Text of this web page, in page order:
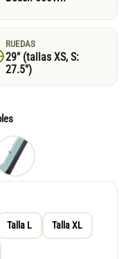
RUEDAS
29″ (tallas XS, S:
27.5″)
Talla L Talla XL